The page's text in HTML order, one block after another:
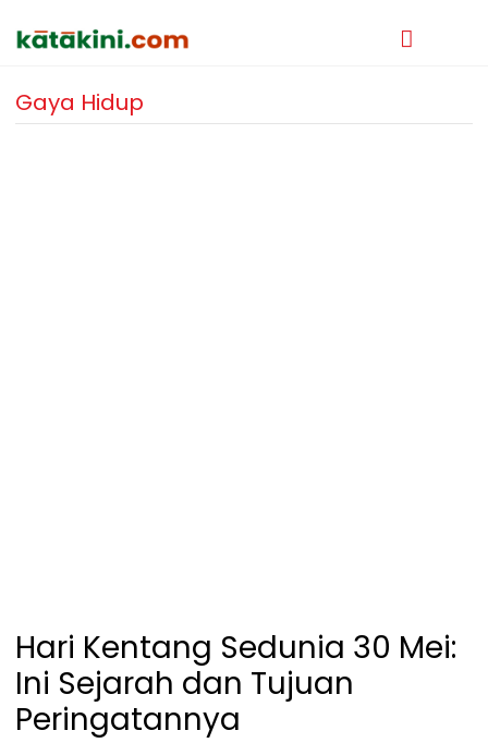
Gaya Hidup
Hari Kentang Sedunia 30 Mei:
Ini Sejarah dan Tujuan
Peringatannya